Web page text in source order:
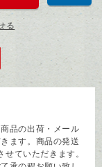
る
品の出荷・メール
ます。商品の発送
ていただきます。